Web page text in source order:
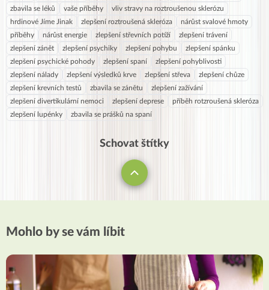
zbavila se léků
vaše příběhy
vliv stravy na roztroušenou sklerózu
hrdinové Jíme Jinak
zlepšení roztroušená skleróza
nárůst svalové hmoty
příběhy
nárůst energie zlepšení střevních potíží
zlepšení trávení
zlepšení zánět
zlepšení psychiky zlepšení pohybu
zlepšení spánku
zlepšení psychické pohody
zlepšení spaní
zlepšení pohyblivosti
zlepšení nálady
zlepšení výsledků krve zlepšení střeva
zlepšení chůze
zlepšení krevních testů
zbavila se zánětu
zlepšení zažívání
zlepšení divertikulární nemoci
zlepšení deprese
příběh rotzroušená skleróza
zlepšení lupénky
zbavila se prášků na spaní
Schovat štítky
Mohlo by se vám líbit